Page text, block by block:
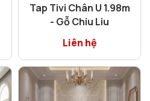
Tap Tivi Chân U 1.98m
- Gỗ Chiu Liu
Liên hệ